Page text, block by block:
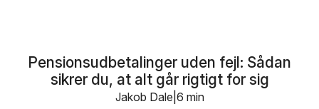
Pensionsudbetalinger uden fejl: Sådan
sikrer du, at alt går rigtigt for sig
6 min
Jakob Dale